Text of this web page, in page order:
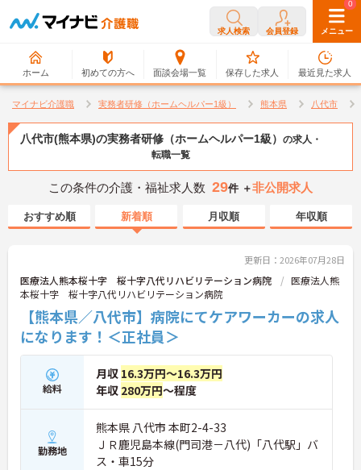
求人検索 会員登録 メニュー
ホーム 初めての方へ 面談会場一覧
0
保存した求人
0
最近見た求人
マイナビ介護職 実務者研修（ホームヘルパー1級） 熊本県 八代市
八代市(熊本県)の実務者研修（ホームヘルパー1級） の求人・
転職一覧
この条件の介護・福祉求人数 29件 ＋非公開求人
おすすめ順 新着順 月収順 年収順
更新日：2026年07月28日
医療法人熊本桜十字 桜十字八代リハビリテーション病院
医療法人熊
本桜十字 桜十字八代リハビリテーション病院
【熊本県／八代市】病院にてケアワーカーの求人
になります！＜正社員＞
給料
月収 16.3万円～16.3万円
年収 280万円～程度
勤務地
熊本県 八代市 本町2-4-33
ＪＲ鹿児島本線(門司港－八代)「八代駅」バ
ス・車15分